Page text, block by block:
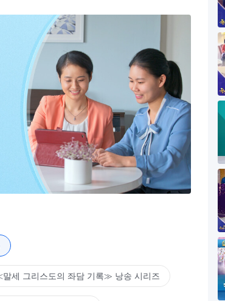
냐? 하나님이 아닌 아담이다. 이 말은 한 가
이다. 다시 말해, 사람의 지혜는 하나님에
아담을 만든 뒤 아담이 학교에 다닌 적이
생물을 보고 그것들이 무엇인지 알았느냐?
물의 이름을 짓는 법도 가르쳐 주지 않았
식으로 지어 주어야 할지를 알았을까? 이
련이 있는데, 위의 사실은 하나님이 사람을
새겨들어야 한다! 또 한 가지 핵심이 있는
님 편에서는 그 생물들의 이름을 확정했다.
들어 있다.
력, 소유와 어떠함도 주었다. 하나님에게서
생각하고 행한 것들이 하나님 보기에 좋으
그 일을 기준으로 삼는다. 이렇게 볼 때 “아
것은 하나님이 각 생물의 이름을 고치지 않
그대로 확정한 것이다. 그렇다면 하나님께
보았느냐? 하나님은 사람에게 지혜를 주었
적인 일을 행했다면, 그 일은 하나님 편에
이라면, 패괴된 사람 혹은 사탄이라면, 다
할 수 없을 것이다! 다른 사람이나 세력과
사탄이 아담과 함께 있었다면, 그들은 틀림
창적인 견해가 있음을 입증하기 위해 아담
세 그리스도의 좌담 기록≫ 낭송 시리즈